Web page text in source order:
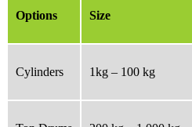
Options Size
Cylinders 1kg – 100 kg